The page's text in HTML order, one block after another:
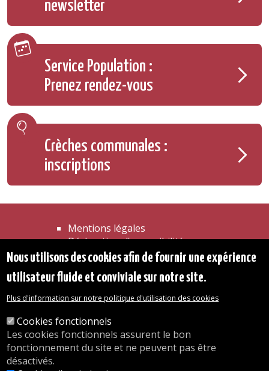
newsletter
Service Population :
Prenez rendez-vous
Crèches communales :
inscriptions
Mentions légales
Déclaration d'accessibilité
Transparence
Les services de l'administration
Organigramme
© 2026 Commune d'Auderghem
Rue Emile Idiers 12 - 1160 Auderghem
Nous utilisons des cookies afin de fournir une expérience
utilisateur fluide et conviviale sur notre site.
Plus d'information sur notre politique d'utilisation des cookies
Cookies fonctionnels
Les cookies fonctionnels assurent le bon
fonctionnement du site et ne peuvent pas être
désactivés.